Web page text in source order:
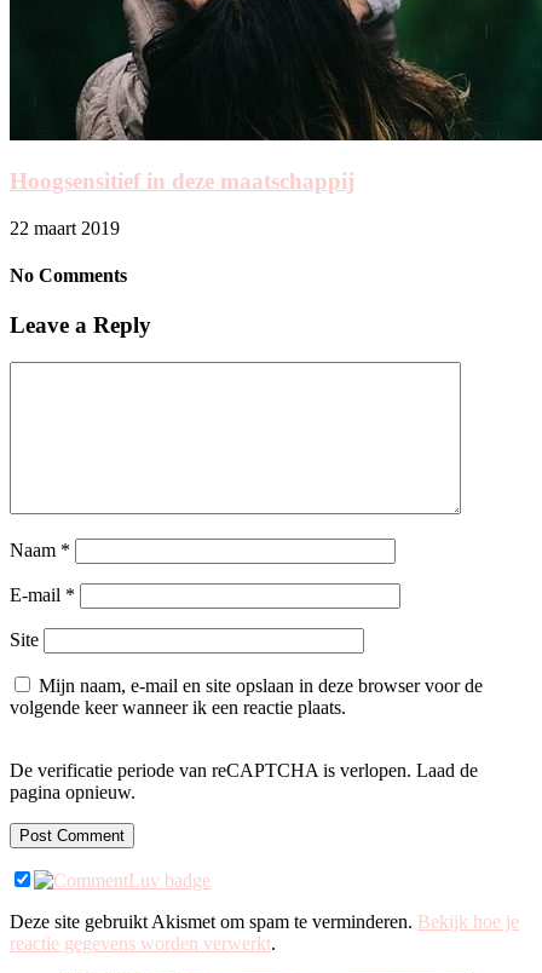
Hoogsensitief in deze maatschappij
22 maart 2019
No Comments
Leave a Reply
Naam *
E-mail *
Site
Mijn naam, e-mail en site opslaan in deze browser voor de
volgende keer wanneer ik een reactie plaats.
De verificatie periode van reCAPTCHA is verlopen. Laad de
pagina opnieuw.
Deze site gebruikt Akismet om spam te verminderen. Bekijk hoe je
reactie gegevens worden verwerkt.